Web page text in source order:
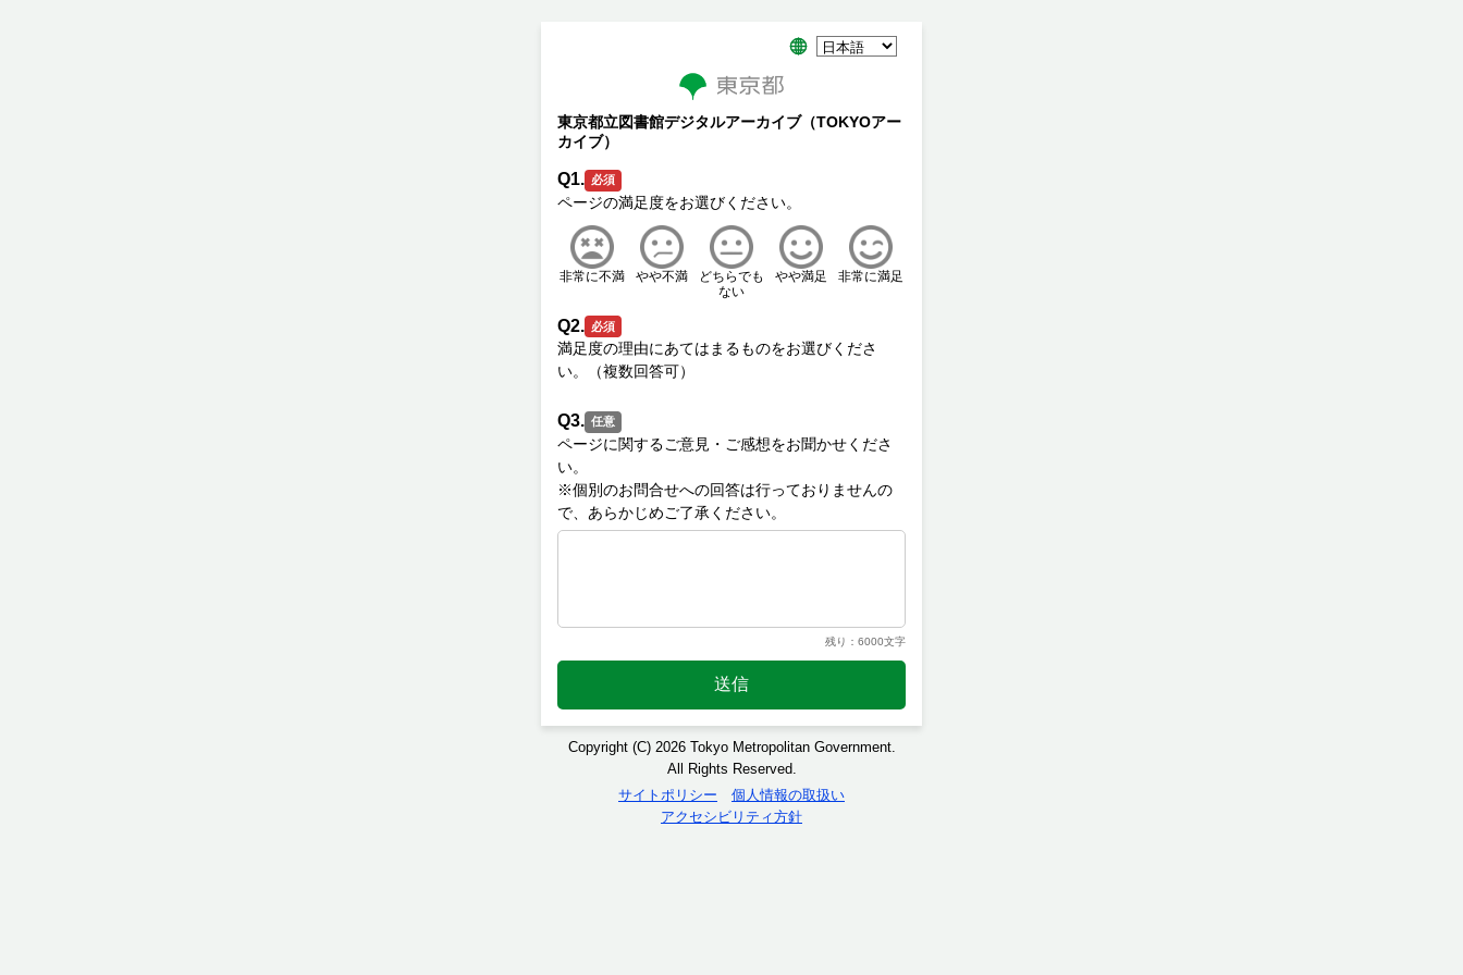
東京都立図書館デジタルアーカイブ（TOKYOアー
カイブ）
Q1. 必須
非常に不満 やや不満
どちらでも
ない
やや満足 非常に満足
Q2. 必須
満足度の理由にあてはまるものをお選びくださ
Q3. 任意
ページに関するご意見・ご感想をお聞かせくださ
い。
※個別のお問合せへの回答は行っておりませんの
残り：6000文字
送信
Copyright (C) 2026 Tokyo Metropolitan Government.
All Rights Reserved.
サイトポリシー
個人情報の取扱い
アクセシビリティ方針